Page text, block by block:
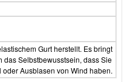
Gurt herstellt. Es bringt
das Selbstbewusstsein, dass Sie
Ausblasen von Wind haben.